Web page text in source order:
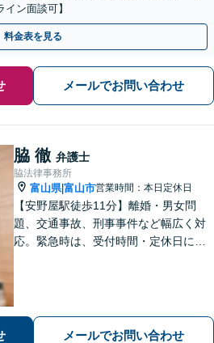
ン面談可】
料金表を見る
メールでお問い合わせ
脇 徹 弁護士
脇法律事務所
富山県|富山市営業時間：本日定休日
【安野屋駅徒歩11分】離婚・男女問
題、交通事故、刑事事件など幅広く対
応。緊急時は、受付時間・定休日に関
メールでお問い合わせ